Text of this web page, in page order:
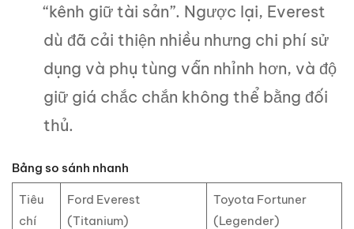
“kênh giữ tài sản”. Ngược lại, Everest
dù đã cải thiện nhiều nhưng chi phí sử
dụng và phụ tùng vẫn nhỉnh hơn, và độ
giữ giá chắc chắn không thể bằng đối
thủ.
Bảng so sánh nhanh
Tiêu
chí
Ford Everest
(Titanium)
Toyota Fortuner
(Legender)